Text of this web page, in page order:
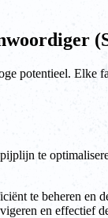
potentieel. Elke
te
te beheren en
en effectief